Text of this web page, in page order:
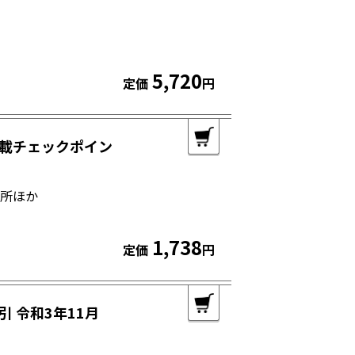
定価 5,720円
チェックポイン
ほか
定価 1,738円
令和3年11月